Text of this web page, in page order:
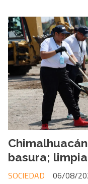
basura;
SOCIEDAD
06/08/